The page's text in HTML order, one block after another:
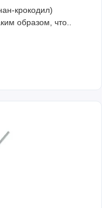
крокодил)
образом, что..